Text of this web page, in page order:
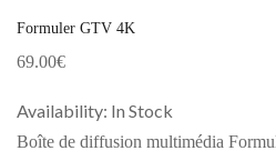
Formuler GTV 4K
69.00€
Availability: In Stock
Boîte de diffusion multimédia